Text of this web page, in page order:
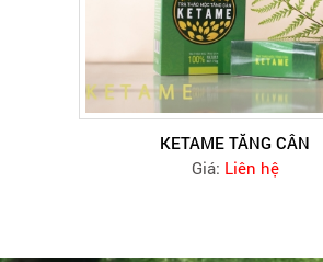
KETAME TĂNG CÂN
Giá: Liên hệ